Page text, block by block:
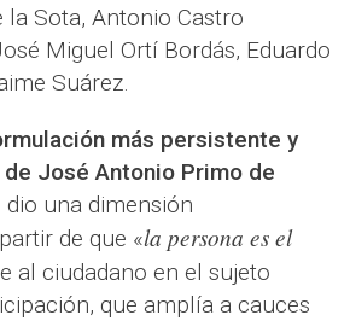
la Sota, Antonio Castro
Miguel Ortí Bordás, Eduardo
Suárez.
más persistente y
José Antonio Primo de
dio una dimensión
de que «la persona es el
al ciudadano en el sujeto
que amplía a cauces